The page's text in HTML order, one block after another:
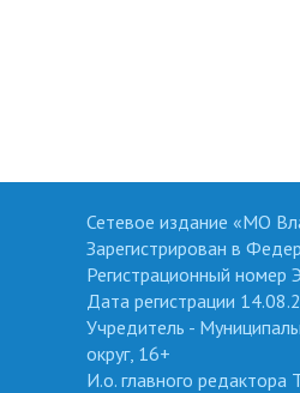
Сетевое издание «МО
Зарегистрирован в
Регистрационный
Дата регистрации
Учредитель -
округ, 16+
И.о. главного редактора